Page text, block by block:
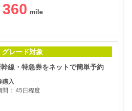
360
グレード対象
線・特急券をネットで簡単予約
購入
： 45日程度